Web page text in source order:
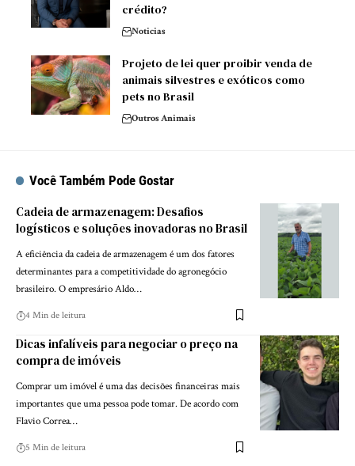
crédito?
Noticias
Projeto de lei quer proibir venda de
animais silvestres e exóticos como
pets no Brasil
Outros Animais
Você Também Pode Gostar
Cadeia de armazenagem: Desafios
logísticos e soluções inovadoras no Brasil
A eficiência da cadeia de armazenagem é um dos fatores
determinantes para a competitividade do agronegócio
brasileiro. O empresário Aldo…
4 Min de leitura
Dicas infalíveis para negociar o preço na
compra de imóveis
Comprar um imóvel é uma das decisões financeiras mais
importantes que uma pessoa pode tomar. De acordo com
Flavio Correa…
5 Min de leitura